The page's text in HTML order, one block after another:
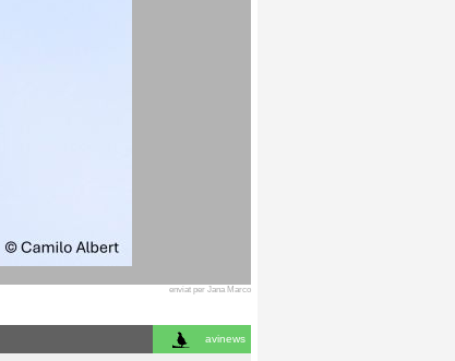
enviat per Jana Marco
avinews